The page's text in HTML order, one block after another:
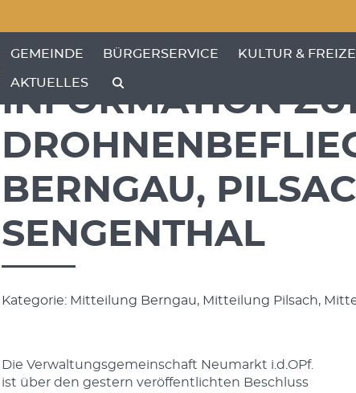
GEMEINDE
ZEIGE MENÜ-UNTERPUNKTE VON 'GEMEINDE'
BÜRGERSERVICE
ZEIGE MENÜ-UNTERPUNKTE VON
KULTUR &
AKTUELLES
INFORMATION
BERNGAU,
SENGENTHAL
Kategorie: Mitteilung Berngau, Mitteilung Pilsach,
Die Verwaltungsgemeinschaft Neumarkt i.d.OPf.
ist über den gestern veröffentlichten Beschluss